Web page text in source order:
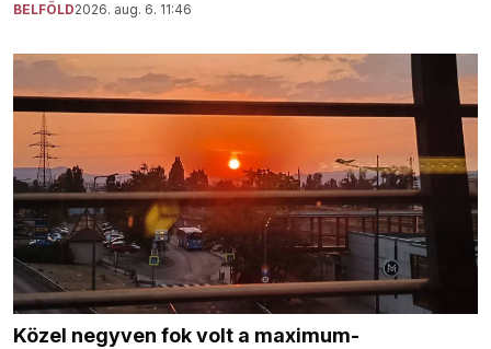
BELFÖLD2026. aug. 6. 11:46
Közel negyven fok volt a maximum-